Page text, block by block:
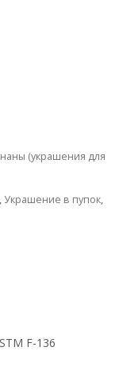
(украшения для
,Украшение в пупок,
F-136